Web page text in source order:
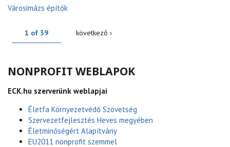
Városimázs építők
1 of 39 következő ›
NONPROFIT WEBLAPOK
ECK.hu szerverünk weblapjai
Életfa Környezetvédő Szövetség
Szervezetfejlesztés Heves megyében
Életminőségért Alapítvány
EU2011 nonprofit szemmel